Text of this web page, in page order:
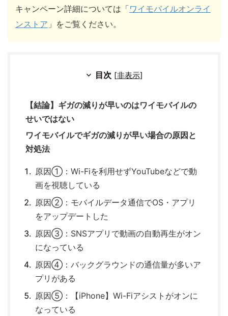
キャンペーン詳細については「ワイモバイルオンライ
ンストア 」をご覧ください。
目次 [非表示]
【結論】ギガの減りが早いのはワイモバイルの
せいではない
ワイモバイルでギガの減りが早い場合の原因と
対処法
原因①：Wi-Fiを利用せずYouTubeなどで動
画を視聴している
原因②：モバイルデータ通信でOS・アプリ
をアップデートした
原因③：SNSアプリで動画の自動再生がオン
になっている
原因④：バックグラウンドの通信量が多いア
プリがある
原因⑤：【iPhone】Wi-Fiアシストがオンに
なっている